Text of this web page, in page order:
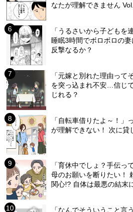
なたが理解できません
「うるさいから子どもを
睡眠3時間でボロボロの
反撃なるか？
「元嫁と別れた理由って
を突っ込まれ不安…信じ
じれる？
「自転車借りたよ～！」
が理解できない！ 次に貸
「育休中でしょ？手伝っ
母のお願いを断りたい！
関心!? 自体は最悪の結末
「なんでそういうこと言